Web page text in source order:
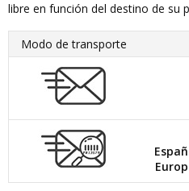
libre en función del destino de su
Modo de transporte